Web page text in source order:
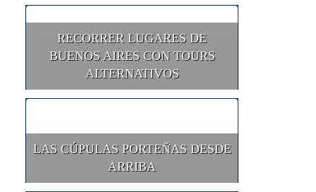
RECORRER LUGARES DE
BUENOS AIRES CON TOURS
ALTERNATIVOS
LAS CÚPULAS PORTEÑAS DESDE
ARRIBA